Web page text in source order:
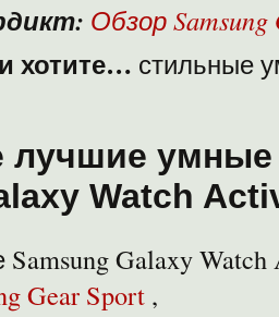
Обзор Samsung
хотите… стильные
умные
Watch
Galaxy
Gear Sport ,